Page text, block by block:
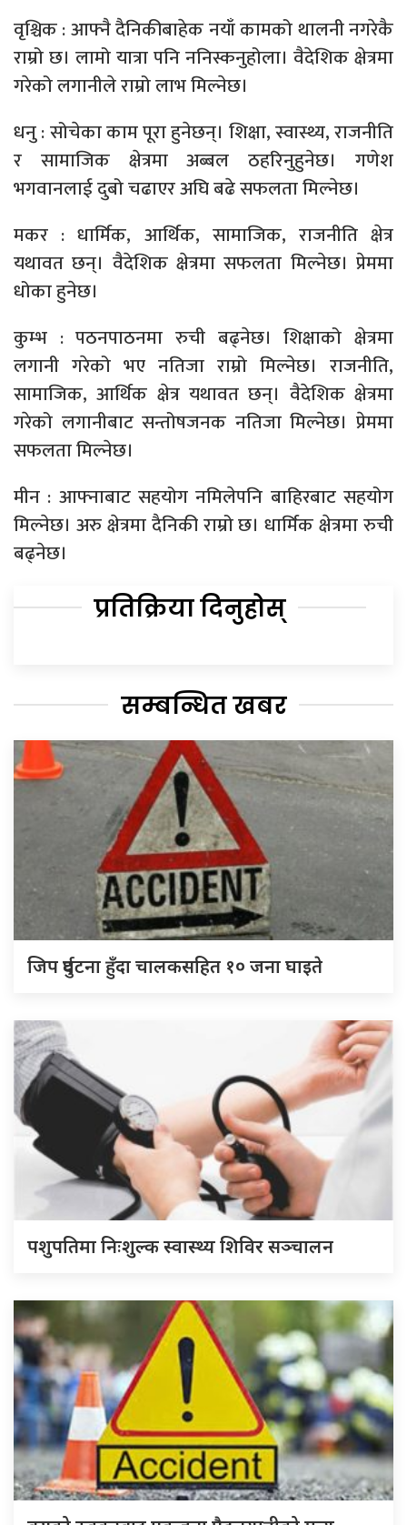
वृश्चिक : आफ्नै दैनिकीबाहेक नयाँ कामको थालनी नगरेकै
राम्रो छ। लामो यात्रा पनि ननिस्कनुहोला। वैदेशिक क्षेत्रमा
गरेको लगानीले राम्रो लाभ मिल्नेछ।
धनु : सोचेका काम पूरा हुनेछन्। शिक्षा, स्वास्थ्य, राजनीति
र सामाजिक क्षेत्रमा अब्बल ठहरिनुहुनेछ। गणेश
भगवानलाई दुबो चढाएर अघि बढे सफलता मिल्नेछ।
मकर : धार्मिक, आर्थिक, सामाजिक, राजनीति क्षेत्र
यथावत छन्। वैदेशिक क्षेत्रमा सफलता मिल्नेछ। प्रेममा
धोका हुनेछ।
कुम्भ : पठनपाठनमा रुची बढ्नेछ। शिक्षाको क्षेत्रमा
लगानी गरेको भए नतिजा राम्रो मिल्नेछ। राजनीति,
सामाजिक, आर्थिक क्षेत्र यथावत छन्। वैदेशिक क्षेत्रमा
गरेको लगानीबाट सन्तोषजनक नतिजा मिल्नेछ। प्रेममा
सफलता मिल्नेछ।
मीन : आफ्नाबाट सहयोग नमिलेपनि बाहिरबाट सहयोग
मिल्नेछ। अरु क्षेत्रमा दैनिकी राम्रो छ। धार्मिक क्षेत्रमा रुची
बढ्नेछ।
प्रतिक्रिया दिनुहोस्
सम्बन्धित खबर
जिप दुर्घटना हुँदा चालकसहित १० जना घाइते
पशुपतिमा निःशुल्क स्वास्थ्य शिविर सञ्चालन